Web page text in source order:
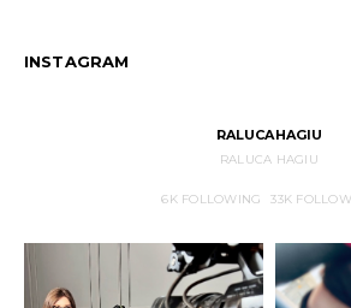
INSTAGRAM
RALUCAHAGIU
RALUCA HAGIU
6KFOLLOWING 33K